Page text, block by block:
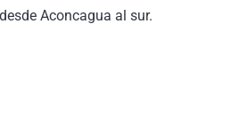
Aconcagua al sur.